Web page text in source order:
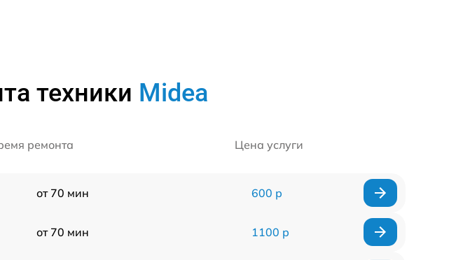
техники Midea
ремонта Цена услуги
от 70 мин 600 р
от 70 мин 1100 р